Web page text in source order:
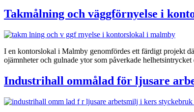
Takmålning och väggförnyelse i
I en kontorslokal i Malmby genomfördes ett färdigt projekt
ojämnheter och gulnade ytor som påverkade
Industrihall ommålad för ljusare